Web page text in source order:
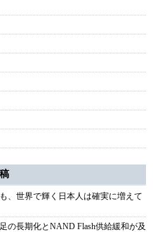
、世界で輝く日本人は確実に増えて
の長期化とNAND Flash供給緩和が及